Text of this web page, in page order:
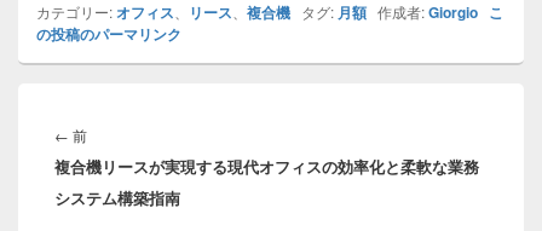
カテゴリー:オフィス リース 複合機 タグ: 月額 作成者:Giorgio こ
の投稿のパーマリンク
稿
ナ
ビ
ゲ
← 前前
の
投
複合機リースが実現する現代オフィスの効率化と柔軟な業務
システム構築指南